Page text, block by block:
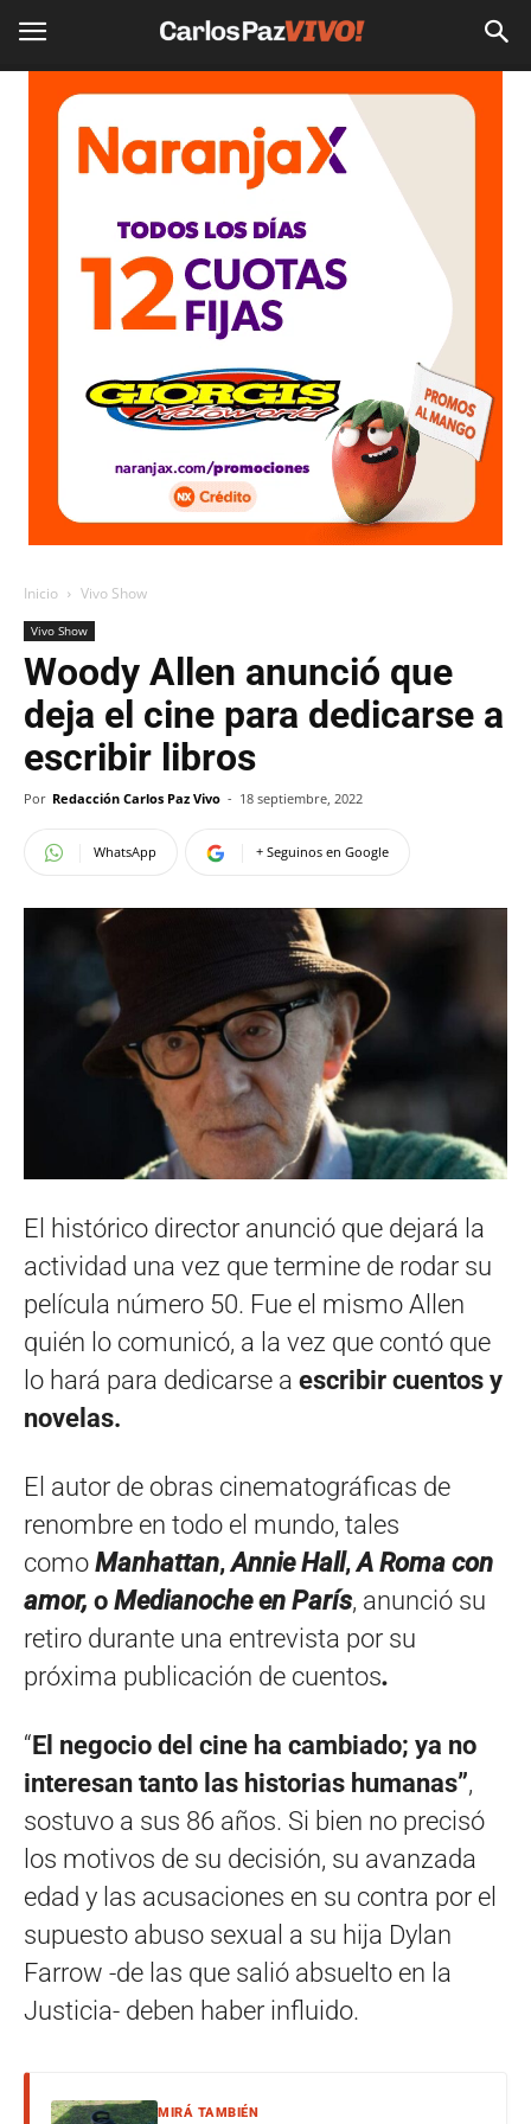
Inicio Vivo Show
Vivo Show
Woody Allen anunció que
deja el cine para dedicarse a
escribir libros
Por Redacción Carlos Paz Vivo - 18 septiembre, 2022
WhatsApp + Seguinos en Google
El histórico director anunció que dejará la
actividad una vez que termine de rodar su
película número 50. Fue el mismo Allen
quién lo comunicó, a la vez que contó que
lo hará para dedicarse a escribir cuentos y
novelas.
El autor de obras cinematográficas de
renombre en todo el mundo, tales
como Manhattan,Annie Hall,A Roma con
amor, o Medianoche en París, anunció su
retiro durante una entrevista por su
próxima publicación de cuentos.
“El negocio del cine ha cambiado; ya no
interesan tanto las historias humanas”,
sostuvo a sus 86 años. Si bien no precisó
los motivos de su decisión, su avanzada
edad y las acusaciones en su contra por el
supuesto abuso sexual a su hija Dylan
Farrow -de las que salió absuelto en la
Justicia- deben haber influido.
MIRÁ TAMBIÉN